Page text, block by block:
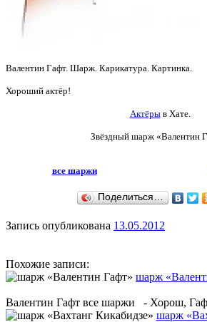
Валентин Гафт. Шарж. Карикатура. Картинка.
Хороший актёр!
Актёрыв Хате.
Звёздный шарж «Валентин
все шаржи
Поделиться…
Запись опубликована 13.05.2012
Похожие записи:
шарж
Валентин Гафт все шаржи - Хорош,
шарж